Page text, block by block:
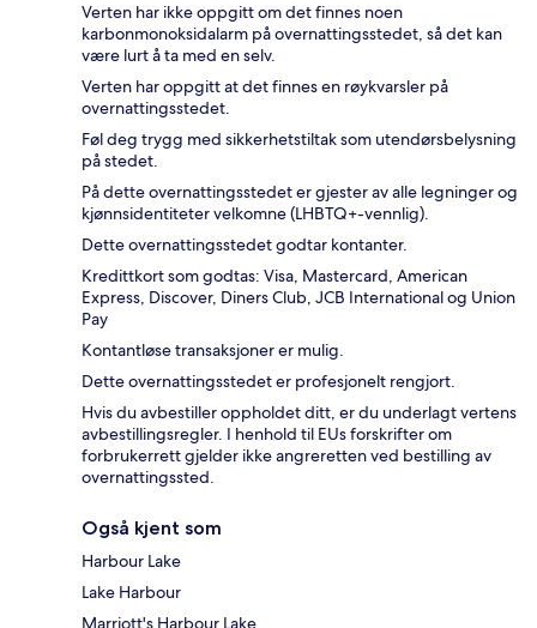
Verten har ikke oppgitt om det finnes noen
karbonmonoksidalarm på overnattingsstedet, så det kan
være lurt å ta med en selv.
Verten har oppgitt at det finnes en røykvarsler på
overnattingsstedet.
Føl deg trygg med sikkerhetstiltak som utendørsbelysning
på stedet.
På dette overnattingsstedet er gjester av alle legninger og
kjønnsidentiteter velkomne (LHBTQ+-vennlig).
Dette overnattingsstedet godtar kontanter.
Kredittkort som godtas: Visa, Mastercard, American
Express, Discover, Diners Club, JCB International og Union
Pay
Kontantløse transaksjoner er mulig.
Dette overnattingsstedet er profesjonelt rengjort.
Hvis du avbestiller oppholdet ditt, er du underlagt vertens
avbestillingsregler. I henhold til EUs forskrifter om
forbrukerrett gjelder ikke angreretten ved bestilling av
overnattingssted.
Også kjent som
Harbour Lake
Lake Harbour
Marriott's Harbour Lake